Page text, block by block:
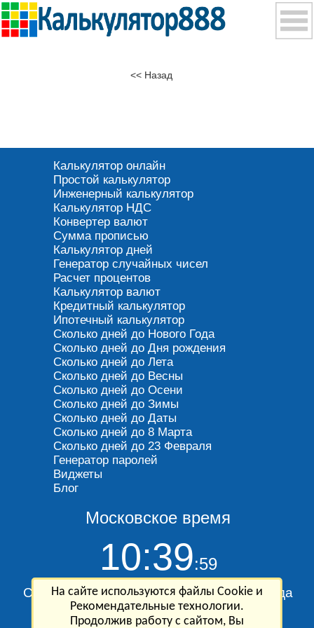
<< Назад
Калькулятор онлайн
Простой калькулятор
Инженерный калькулятор
Калькулятор НДС
Конвертер валют
Сумма прописью
Калькулятор дней
Генератор случайных чисел
Расчет процентов
Калькулятор валют
Кредитный калькулятор
Ипотечный калькулятор
Сколько дней до Нового Года
Сколько дней до Дня рождения
Сколько дней до Лета
Сколько дней до Весны
Сколько дней до Осени
Сколько дней до Зимы
Сколько дней до Даты
Сколько дней до 8 Марта
Сколько дней до 23 Февраля
Генератор паролей
Виджеты
Блог
Московское время
10:39:59
Сегодня Воскресенье, 9 августа 2026 года
На сайте используются файлы Cookie и
Рекомендательные технологии.
Продолжив работу с сайтом, Вы